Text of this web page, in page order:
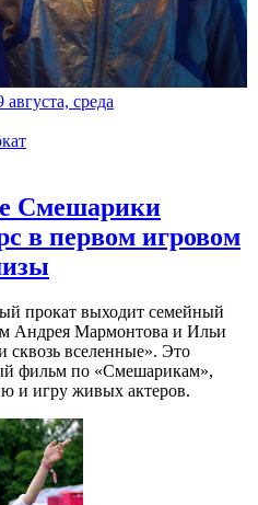
августа, среда
Смешарики
в первом игровом
прокат выходит семейный
Андрея Мармонтова и Ильи
вселенные». Это
фильм по «Смешарикам»,
и игру живых актеров.